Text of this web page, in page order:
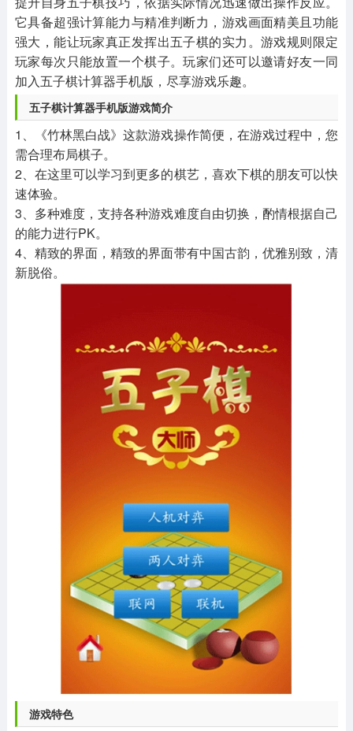
它具备超强计算能力与精准判断力，游戏画面精美且功能
强大，能让玩家真正发挥出五子棋的实力。游戏规则限定
玩家每次只能放置一个棋子。玩家们还可以邀请好友一同
加入五子棋计算器手机版，尽享游戏乐趣。
五子棋计算器手机版游戏简介
1、《竹林黑白战》这款游戏操作简便，在游戏过程中，您
需合理布局棋子。
2、在这里可以学习到更多的棋艺，喜欢下棋的朋友可以快
速体验。
3、多种难度，支持各种游戏难度自由切换，酌情根据自己
的能力进行PK。
4、精致的界面，精致的界面带有中国古韵，优雅别致，清
新脱俗。
游戏特色